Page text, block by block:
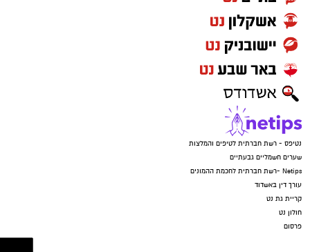
נטיפס - רשת חברתית לטיפים והמלצות
שערים חשמליים גבעתיים
Netips -רשת חברתית לחכמת ההמונים
עורך דין באשדוד
קריית גת נט
חולון נט
פרסום